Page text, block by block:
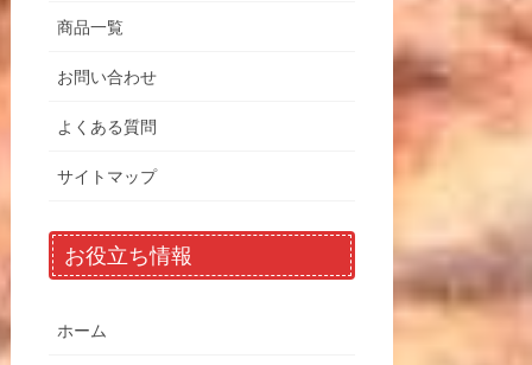
商品一覧
お問い合わせ
よくある質問
サイトマップ
お役立ち情報
ホーム